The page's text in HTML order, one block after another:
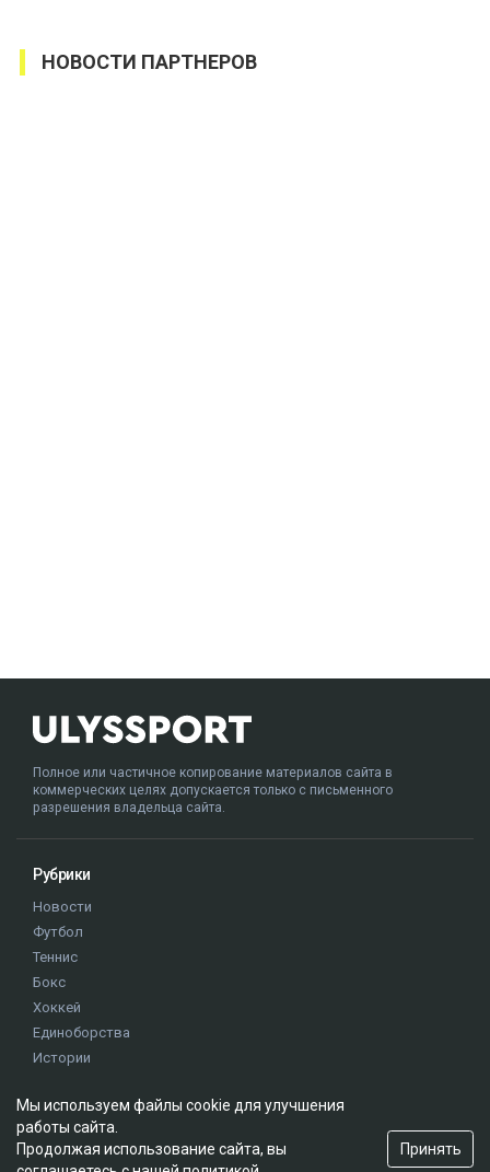
НОВОСТИ ПАРТНЕРОВ
Полное или частичное копирование материалов сайта в
коммерческих целях допускается только с письменного
разрешения владельца сайта.
Рубрики
Новости
Футбол
Теннис
Бокс
Хоккей
Единоборства
Истории
Редакция
Мы используем файлы cookie для улучшения
работы сайта.
Продолжая использование сайта, вы
Принять